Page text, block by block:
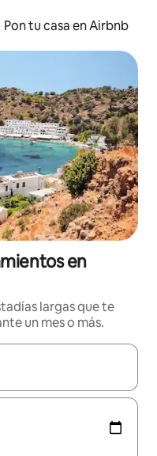
Pon tu casa en Airbnb
en
largas que te
un mes o más.
navega con las